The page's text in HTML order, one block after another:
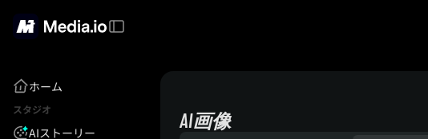
ホーム
スタジオ
AIストーリー
AI画像